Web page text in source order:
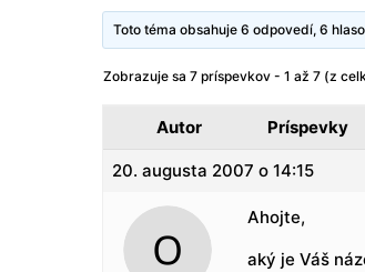
Toto téma obsahuje 6 odpovedí, 6
Zobrazuje sa 7 príspevkov - 1 až 7 (z
Autor Príspevky
20. augusta 2007 o 14:15
Ahojte,
aký je Váš